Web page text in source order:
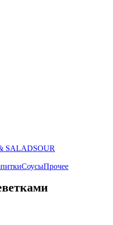
SALADSOUR
СоусыПрочее